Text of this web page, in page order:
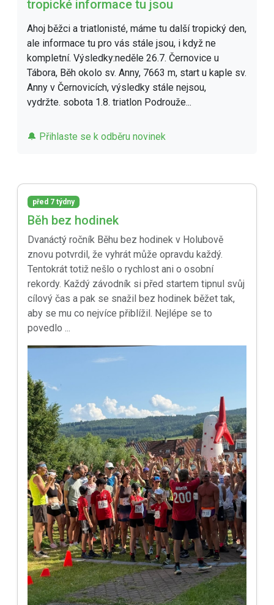
tropické informace tu jsou
Ahoj běžci a triatlonisté, máme tu další tropický den,
ale informace tu pro vás stále jsou, i když ne
kompletní. Výsledky:neděle 26.7. Černovice u
Tábora, Běh okolo sv. Anny, 7663 m, start u kaple sv.
Anny v Černovicích, výsledky stále nejsou,
vydržte. sobota 1.8. triatlon Podrouže...
🔔 Přihlaste se k odběru novinek
před 7 týdny
Běh bez hodinek
Dvanáctý ročník Běhu bez hodinek v Holubově
znovu potvrdil, že vyhrát může opravdu každý.
Tentokrát totiž nešlo o rychlost ani o osobní
rekordy. Každý závodník si před startem tipnul svůj
cílový čas a pak se snažil bez hodinek běžet tak,
aby se mu co nejvíce přiblížil. Nejlépe se to
povedlo ...